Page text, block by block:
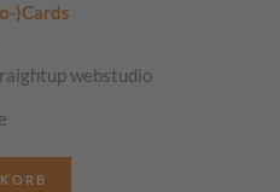
)Cards
webstudio